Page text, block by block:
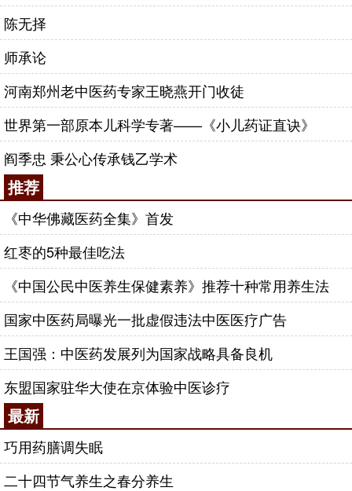
陈无择
师承论
河南郑州老中医药专家王晓燕开门收徒
世界第一部原本儿科学专著——《小儿药证直诀》
阎季忠 秉公心传承钱乙学术
推荐
《中华佛藏医药全集》首发
红枣的5种最佳吃法
《中国公民中医养生保健素养》推荐十种常用养生法
国家中医药局曝光一批虚假违法中医医疗广告
王国强：中医药发展列为国家战略具备良机
东盟国家驻华大使在京体验中医诊疗
最新
巧用药膳调失眠
二十四节气养生之春分养生